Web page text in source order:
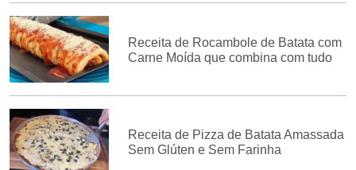
Receita de Rocambole de Batata com
Carne Moída que combina com tudo
Receita de Pizza de Batata Amassada
Sem Glúten e Sem Farinha